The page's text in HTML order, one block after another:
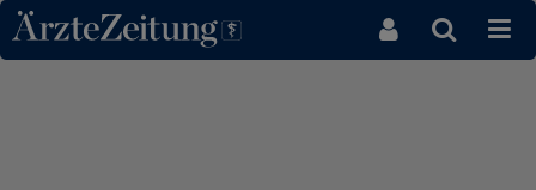
Direkt zum Inhaltsbereich